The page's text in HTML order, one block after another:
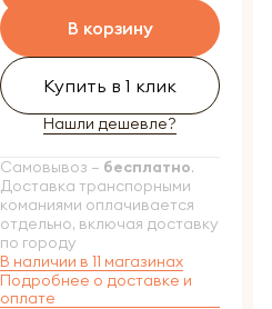
В корзину
Купить в 1 клик
Нашли дешевле?
Самовывоз – бесплатно.
Доставка транспорными
команиями оплачивается
отдельно, включая доставку
по городу
В наличии в 11 магазинах
Подробнее о доставке и
оплате